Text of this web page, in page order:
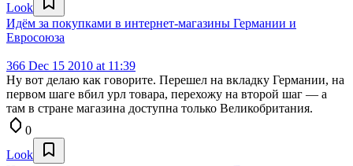
Look
Идём за покупками в интернет-магазины Германии и
Евросоюза
366 Dec 15 2010 at 11:39
Ну вот делаю как говорите. Перешел на вкладку Германии, на
первом шаге вбил урл товара, перехожу на второй шаг — а
там в стране магазина доступна только Великобритания.
0
Look